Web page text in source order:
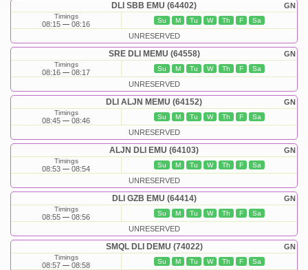
GN
DLI SBB EMU (64402)
Timings
08:15 08:16 Su M Tu W Th F Sa
UNRESERVED
GN
SRE DLI MEMU (64558)
Timings
08:16 08:17 Su M Tu W Th F Sa
UNRESERVED
GN
DLI ALJN MEMU (64152)
Timings
08:45 08:46 Su M Tu W Th F Sa
UNRESERVED
GN
ALJN DLI EMU (64103)
Timings
08:53 08:54 Su M Tu W Th F Sa
UNRESERVED
GN
DLI GZB EMU (64414)
Timings
08:55 08:56 Su M Tu W Th F Sa
UNRESERVED
GN
SMQL DLI DEMU (74022)
Timings
08:57 08:58 Su M Tu W Th F Sa